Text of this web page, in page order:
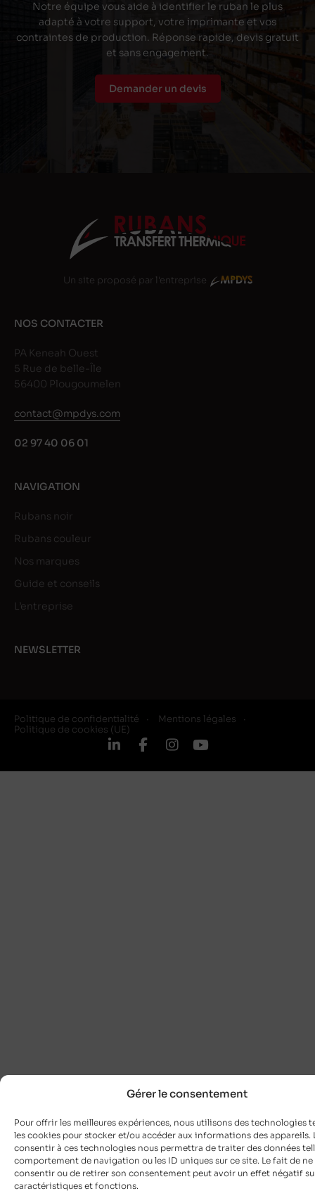
Gérer le consentement
Pour offrir les meilleures expériences, nous utilisons des technologies
les cookies pour stocker et/ou accéder aux informations des appareils.
consentir à ces technologies nous permettra de traiter des données
comportement de navigation ou les ID uniques sur ce site. Le fait de ne
consentir ou de retirer son consentement peut avoir un effet négatif
caractéristiques et fonctions.
Notre équipe vous aide à identifier le ruban le plus
adapté à votre support, votre imprimante et vos
contraintes de production. Réponse rapide, devis gratuit
et sans engagement.
Demander un devis
Un site proposé par l'entreprise
NOS CONTACTER
PA Keneah Ouest
5 Rue de belle-Île
56400 Plougoumelen
contact@mpdys.com
02 97 40 06 01
NAVIGATION
Rubans noir
Rubans couleur
Nos marques
Guide et conseils
L’entreprise
NEWSLETTER
Politique de confidentialité
Mentions légales
Politique de cookies (UE)